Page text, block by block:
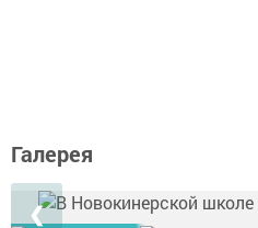
Галерея
❮